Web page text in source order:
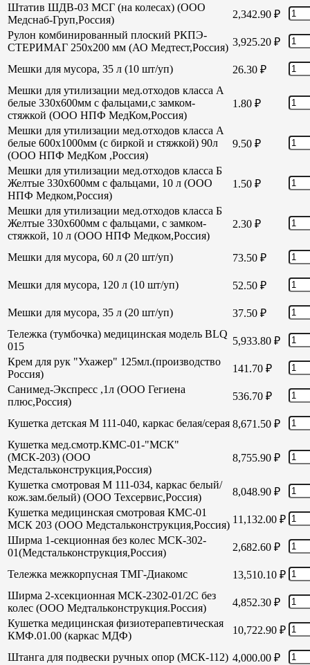
Штатив ШДВ-03 МСГ (на колесах) (ООО
Медснаб-Груп,Россия)
2,342.90 ₽
Рулон комбинированный плоский РКПЭ-
СТЕРИМАГ 250х200 мм (АО Медтест,Россия) 3,925.20 ₽
Мешки для мусора, 35 л (10 шт/уп) 26.30 ₽
Мешки для утилизации мед.отходов класса А
белые 330х600мм с фальцами,с замком-
стяжкой (ООО НПФ МедКом,Россия)
1.80 ₽
Мешки для утилизации мед.отходов класса А
белые 600х1000мм (с биркой и стяжкой) 90л
(ООО НПФ МедКом ,Россия)
9.50 ₽
Мешки для утилизации мед.отходов класса Б
Желтые 330х600мм с фальцами, 10 л (ООО
НПФ Медком,Россия)
1.50 ₽
Мешки для утилизации мед.отходов класса Б
Желтые 330х600мм с фальцами, с замком-
стяжкой, 10 л (ООО НПФ Медком,Россия)
2.30 ₽
Мешки для мусора, 60 л (20 шт/уп) 73.50 ₽
Мешки для мусора, 120 л (10 шт/уп) 52.50 ₽
Мешки для мусора, 35 л (20 шт/уп) 37.50 ₽
Тележка (тумбочка) медицинская модель BLQ
015
5,933.80 ₽
Крем для рук "Ухажер" 125мл.(производство
Россия)
141.70 ₽
Санимед-Экспресс ,1л (ООО Гегиена
плюс,Россия)
536.70 ₽
Кушетка детская М 111-040, каркас белая/серая 8,671.50 ₽
Кушетка мед.смотр.КМС-01-"МСК"
(МСК-203) (ООО
Медстальконструкция,Россия)
8,755.90 ₽
Кушетка смотровая М 111-034, каркас белый/
кож.зам.белый) (ООО Техсервис,Россия)
8,048.90 ₽
Кушетка медицинская смотровая КМС-01
МСК 203 (ООО Медстальконструкция,Россия) 11,132.00 ₽
Ширма 1-секционная без колес МСК-302-
01(Медстальконструкция,Россия)
2,682.60 ₽
Тележка межкорпусная ТМГ-Диакомс 13,510.10 ₽
Ширма 2-хсекционная МСК-2302-01/2С без
колес (ООО Медтальконструкция.Россия)
4,852.30 ₽
Кушетка медицинская физиотерапевтическая
КМФ.01.00 (каркас МДФ)
10,722.90 ₽
Штанга для подвески ручных опор (МСК-112) 4,000.00 ₽